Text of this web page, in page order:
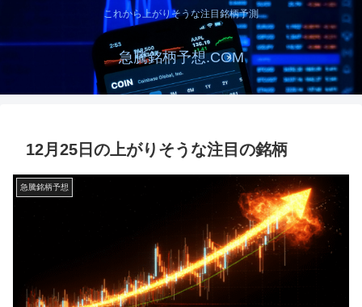
これから上がりそうな注目銘柄予測
急騰銘柄予想.COM
12月25日の上がりそうな注目の銘柄
急騰銘柄予想